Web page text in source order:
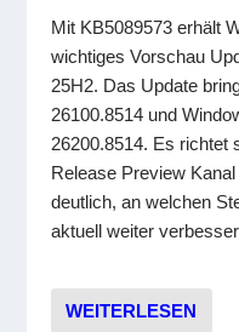
Mit KB5089573 erhält
wichtiges Vorschau
25H2. Das Update
26100.8514 und
26200.8514. Es richtet
Release Preview
deutlich, an welchen
aktuell weiter
WEITERLESEN